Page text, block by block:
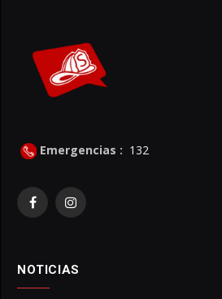
Emergencias : 132
FacebookInstagram
NOTICIAS